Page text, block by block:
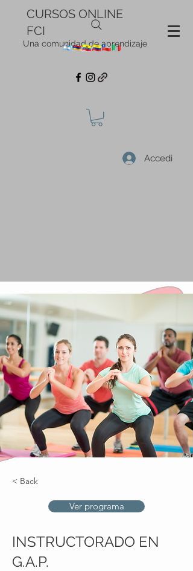
CURSOS ONLINE
FCI
Una comunidad de aprendizaje
Accedi
< Back
Ver programa
INSTRUCTORADO EN
G.A.P.